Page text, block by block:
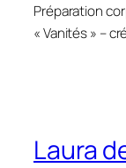
Préparation
« Vanités » –
Laura